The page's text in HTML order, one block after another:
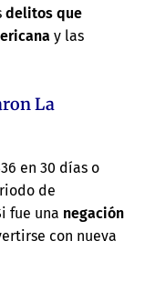
delitos que
y las
La
en 30 días o
de
fue una negación
con nueva